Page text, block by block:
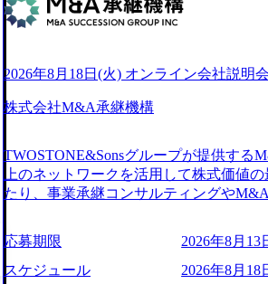
山 昇吾氏: ベイカレントにてIT戦略立案
業戦略、成長戦略、PMI推進、業務改
威人氏：BCG出身。金融業界における
強みを持ち、メディア・エンタメ業界
立案を得意とする。 - 藏満 一馬氏：ア
ビューページ (https://www.xspear.co.jp/
り──コンサル業界の風雲児に聞く。“こ
usinessinsider.jp/article/20250205-simplex-
港区の行政手続き100%デジタル化を支援
ューションを裁量をもって経験できる
com/our-vision-production.appspot.com/
66-aea4-924f21977d35_1200x460.webp
n.appspot.com/public/images/
のポイントを掴み実践に強くなるため
現場を含む全部門でフレックスタイム
バランスを図りながら効率的に働くこ
2日制 2025年度の年間休日は125日（
年間24日（4月1日入社の場合）で、入
で定める勤続年数ごとに、連続5日のリ
子の看護、介護などの制度】 育児休暇
2026年8月18日(火) オンライン会社説明会
株式会社M&A承継機構
TWOSTONE&Sonsグループが提供する
上のネットワークを活用して株式価値
たり、事業承継コンサルティングや
用し、M&A以外の選択肢も尊重する姿
ームの構築や事業承継支援も行う
ディングカンパニーであり、領域にこ
応募期限
2026年8月13
スケジュール
2026年8月18